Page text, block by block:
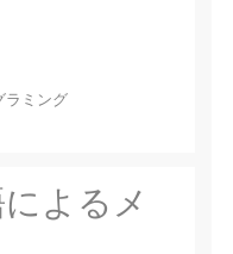
ラミング
よるメ